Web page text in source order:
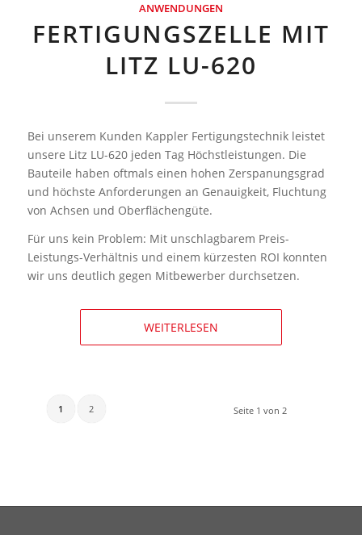
ANWENDUNGEN
FERTIGUNGSZELLE MIT
LITZ LU-620
Bei unserem Kunden Kappler Fertigungstechnik leistet
unsere Litz LU-620 jeden Tag Höchstleistungen. Die
Bauteile haben oftmals einen hohen Zerspanungsgrad
und höchste Anforderungen an Genauigkeit, Fluchtung
von Achsen und Oberflächengüte.
Für uns kein Problem: Mit unschlagbarem Preis-
Leistungs-Verhältnis und einem kürzesten ROI konnten
wir uns deutlich gegen Mitbewerber durchsetzen.
WEITERLESEN
Seite 1 von 2
1 2